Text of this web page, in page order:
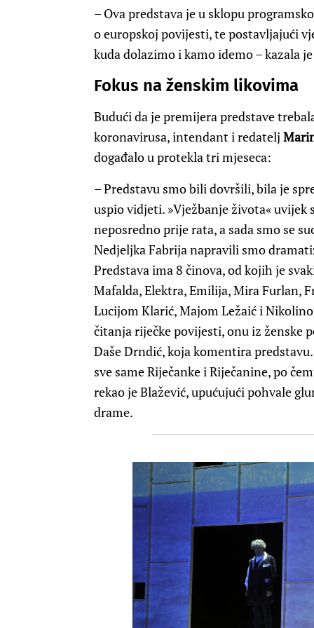
– Ova predstava je u sklopu
o europskoj povijesti, te postavljajući
kuda dolazimo i kamo idemo – kazala
Fokus na ženskim likovima
Budući da je premijera predstave
koronavirusa, intendant i redatelj
događalo u protekla tri mjeseca:
– Predstavu smo bili dovršili, bila je
uspio vidjeti. »Vježbanje života«
neposredno prije rata, a sada smo se
Nedjeljka Fabrija napravili smo
Predstava ima 8 činova, od kojih je
Mafalda, Elektra, Emilija, Mira Furlan,
Lucijom Klarić, Majom Ležaić i
čitanja riječke povijesti, onu iz ženske
Daše Drndić, koja komentira
sve same Riječanke i Riječanine, po
rekao je Blažević, upućujući pohvale
drame.